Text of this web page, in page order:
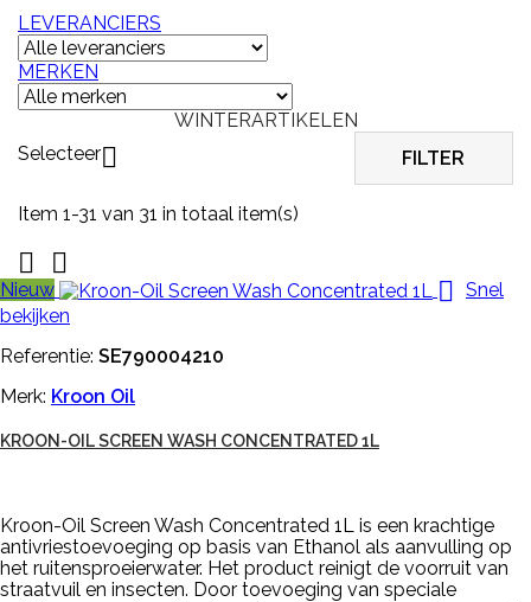
LEVERANCIERS
MERKEN
WINTERARTIKELEN
Selecteer FILTER
Item 1-31 van 31 in totaal item(s)
 
Nieuw  Snel
bekijken
Referentie: SE790004210
Merk: Kroon Oil
KROON-OIL SCREEN WASH CONCENTRATED 1L
Kroon-Oil Screen Wash Concentrated 1L is een krachtige
antivriestoevoeging op basis van Ethanol als aanvulling op
het ruitensproeierwater. Het product reinigt de voorruit van
straatvuil en insecten. Door toevoeging van speciale